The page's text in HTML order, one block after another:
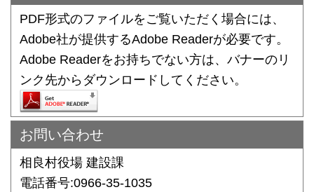
PDF形式のファイルをご覧いただく場合には、
Adobe社が提供するAdobe Readerが必要です。
Adobe Readerをお持ちでない方は、バナーのリ
ンク先からダウンロードしてください。
お問い合わせ
相良村役場 建設課
電話番号:0966-35-1035